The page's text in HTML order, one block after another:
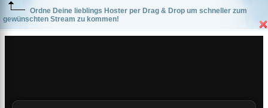
Ordne Deine lieblings Hoster per Drag & Drop um schneller zum
gewünschten Stream zu kommen!